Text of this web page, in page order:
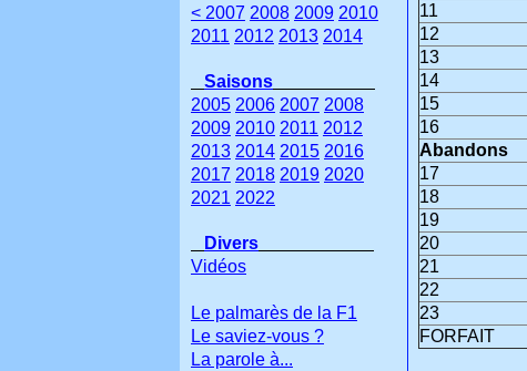
11
12
13
14
15
16
Abandons
17
18
19
20
21
22
23
FORFAIT
< 2007 2008 2009 2010
2011 2012 2013 2014
Saisons
2005 2006 2007 2008
2009 2010 2011 2012
2013 2014 2015 2016
2017 2018 2019 2020
2021 2022
Divers
Vidéos
Le palmarès de la F1
Le saviez-vous ?
La parole à...